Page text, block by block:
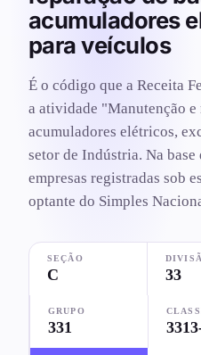
acumuladores
para veículos
É o código que a Receita
a atividade "Manutenção e
acumuladores elétricos,
setor de Indústria. Na
empresas registradas sob
optante do Simples
SEÇÃO
C 33
GRUPO
331